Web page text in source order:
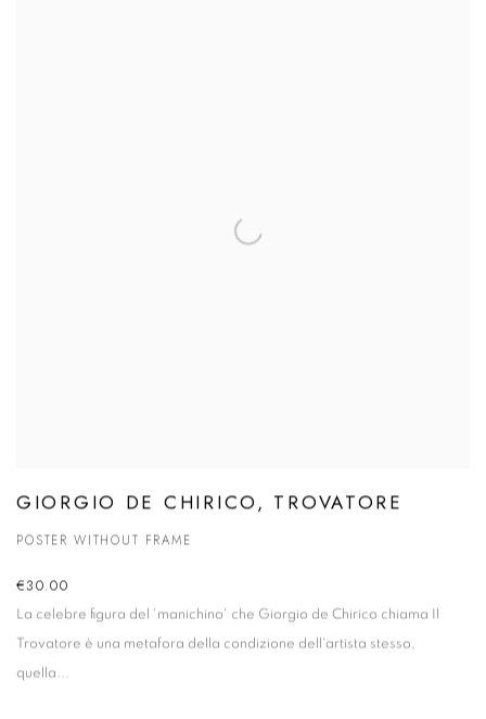
GIORGIO DE CHIRICO, TROVATORE
POSTER WITHOUT FRAME
€30.00
La celebre figura del 'manichino' che Giorgio de Chirico chiama Il
Trovatore è una metafora della condizione dell'artista stesso,
quella...